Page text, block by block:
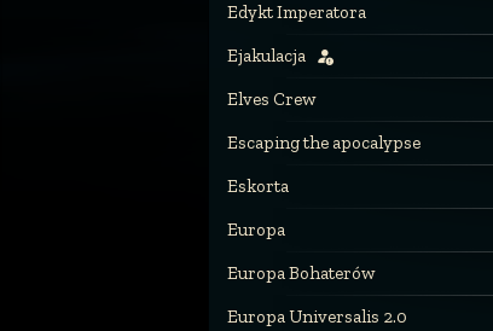
Edykt Imperatora
Ejakulacja
Elves Crew
Escaping the apocalypse
Eskorta
Europa
Europa Bohaterów
Europa Universalis 2.0